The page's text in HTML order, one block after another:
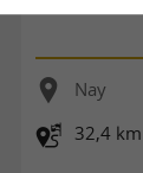
Nay
32,4 km